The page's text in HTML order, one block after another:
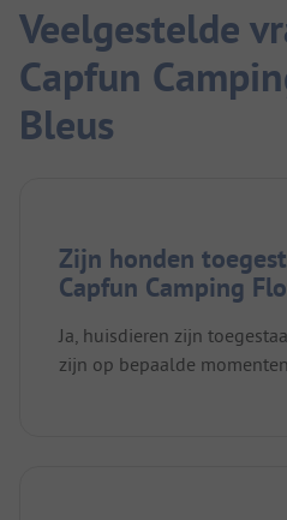
Veelgestelde
Capfun
Bleus
Zijn honden
Capfun Camping
Ja, huisdieren zijn
zijn op bepaalde